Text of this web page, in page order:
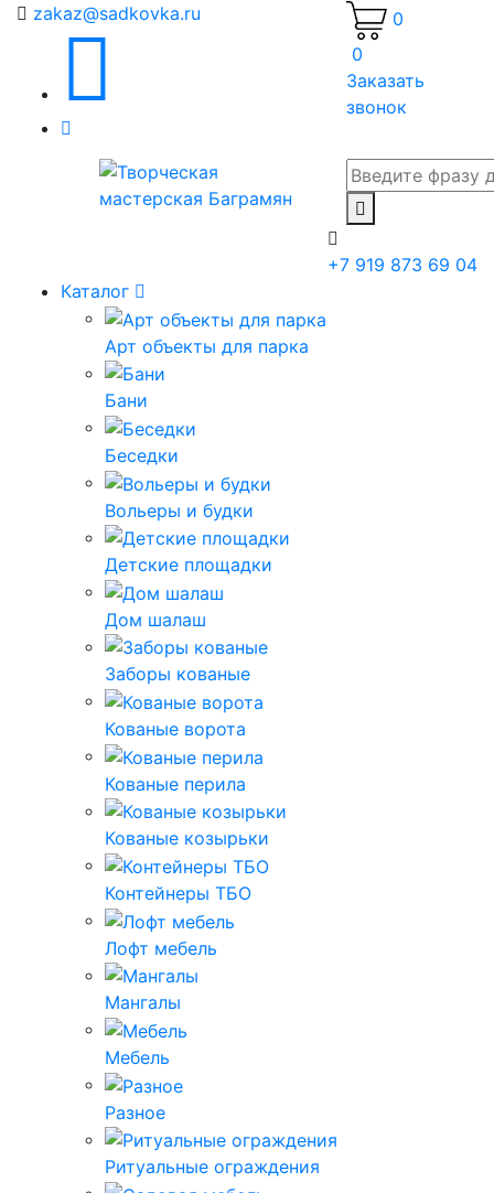
zakaz@sadkovka.ru
0
0
Заказать
звонок
+7 919 873 69 04
Каталог
Арт объекты для парка
Бани
Беседки
Вольеры и будки
Детские площадки
Дом шалаш
Заборы кованые
Кованые ворота
Кованые перила
Кованые козырьки
Контейнеры ТБО
Лофт мебель
Мангалы
Мебель
Разное
Ритуальные ограждения